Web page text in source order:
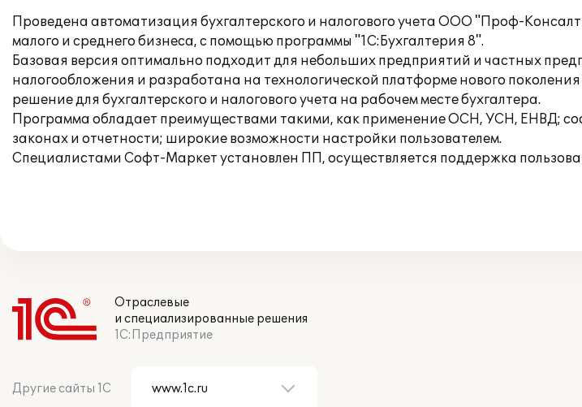
Проведена автоматизация бухгалтерского и налогового учета ООО "Проф-
малого и среднего бизнеса, с помощью программы "1С:Бухгалтерия 8".
Базовая версия оптимально подходит для небольших предприятий и частных
налогообложения и разработана на технологической платформе нового
решение для бухгалтерского и налогового учета на рабочем месте бухгалтера.
Программа обладает преимуществами такими, как применение ОСН, УСН, ЕНВД;
законах и отчетности; широкие возможности настройки пользователем.
Специалистами Софт-Маркет установлен ПП, осуществляется поддержка
Отраслевые
и специализированные решения
1С:Предприятие
Другие сайты 1С